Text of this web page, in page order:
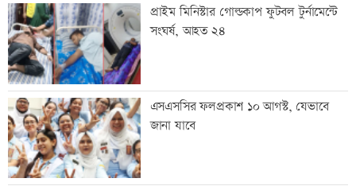
প্রাইম মিনিস্টার গোল্ডকাপ ফুটবল টুর্নামেন্টে
সংঘর্ষ, আহত ২৪
এসএসসির ফলপ্রকাশ ১০ আগস্ট, যেভাবে
জানা যাবে